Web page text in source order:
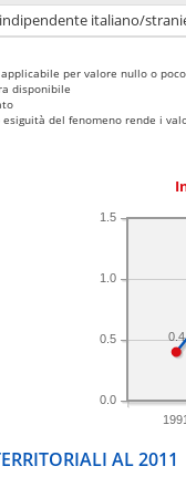
italiano/
per valore nullo o
disponibile
esiguità del fenomeno rende i
1991
0.0
0.5
1.0
1.5
0.4
AL 2011